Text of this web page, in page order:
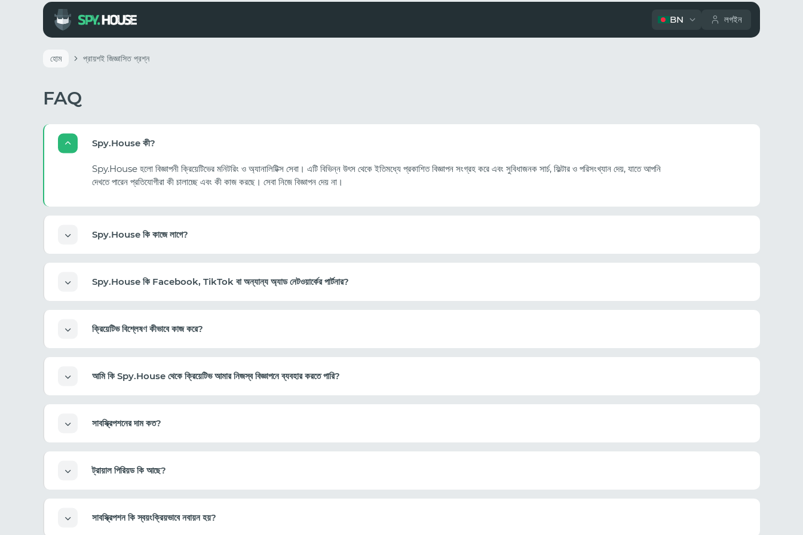
BN লগইন
হোম প্রায়শই জিজ্ঞাসিত প্রশ্ন
FAQ
Spy.House কী?
Spy.House হলো বিজ্ঞাপনী ক্রিয়েটিভের মনিটরিং ও অ্যানালিটিক্স সেবা। এটি বিভিন্ন উৎস থেকে ইতিমধ্যে প্রকাশিত বিজ্ঞাপন সংগ্রহ করে এবং সুবিধাজনক সার্চ, ফিল্টার ও পরিসংখ্যান দেয়, যাতে আপনি
দেখতে পারেন প্রতিযোগীরা কী চালাচ্ছে এবং কী কাজ করছে। সেবা নিজে বিজ্ঞাপন দেয় না।
Spy.House কি কাজে লাগে?
Spy.House কি Facebook, TikTok বা অন্যান্য অ্যাড নেটওয়ার্কের পার্টনার?
ক্রিয়েটিভ বিশ্লেষণ কীভাবে কাজ করে?
আমি কি Spy.House থেকে ক্রিয়েটিভ আমার নিজস্ব বিজ্ঞাপনে ব্যবহার করতে পারি?
সাবস্ক্রিপশনের দাম কত?
ট্রায়াল পিরিয়ড কি আছে?
সাবস্ক্রিপশন কি স্বয়ংক্রিয়ভাবে নবায়ন হয়?